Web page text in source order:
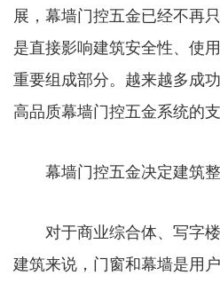
展，幕墙门控五金已经不再
是直接影响建筑安全性、使
重要组成部分。越来越多成
高品质幕墙门控五金系统的支
幕墙门控五金决定建筑整
对于商业综合体、写字楼
建筑来说，门窗和幕墙是用